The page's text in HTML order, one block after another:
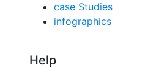
case Studies
infographics
Help